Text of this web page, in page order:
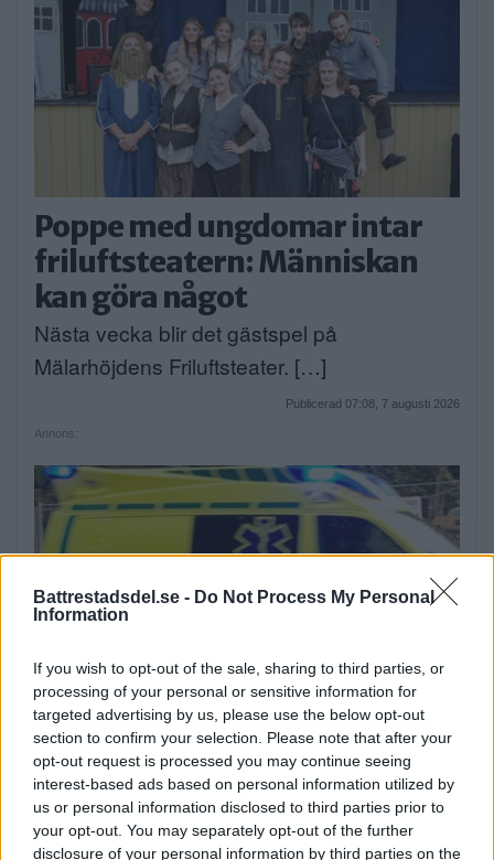
Battrestadsdel.se - Do Not Process My Personal
Information
If you wish to opt-out of the sale, sharing to third parties, or
processing of your personal or sensitive information for
targeted advertising by us, please use the below opt-out
section to confirm your selection. Please note that after your
opt-out request is processed you may continue seeing
interest-based ads based on personal information utilized by
us or personal information disclosed to third parties prior to
your opt-out. You may separately opt-out of the further
disclosure of your personal information by third parties on the
Poppe med ungdomar intar
friluftsteatern: Människan
kan göra något
Nästa vecka blir det gästspel på
Mälarhöjdens Friluftsteater. […]
Publicerad 07:08, 7 augusti 2026
Annons:
Elsparkcyklister till sjukhus
efter olycka
På onsdagskvällen körde en elsparkcykel in
i en […]